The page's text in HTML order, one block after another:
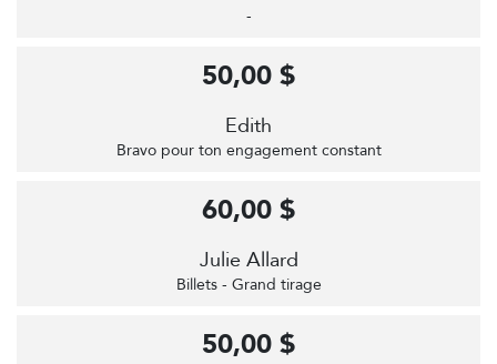
-
Edith
Bravo pour ton engagement constant
50,00 $
Julie Allard
Billets - Grand tirage
60,00 $
50,00 $